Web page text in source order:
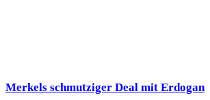
Merkels schmutziger Deal mit Erdogan